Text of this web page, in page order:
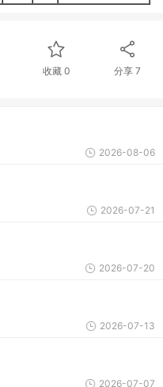
收藏 0 分享7
2026-08-06
2026-07-21
2026-07-20
2026-07-13
2026-07-07